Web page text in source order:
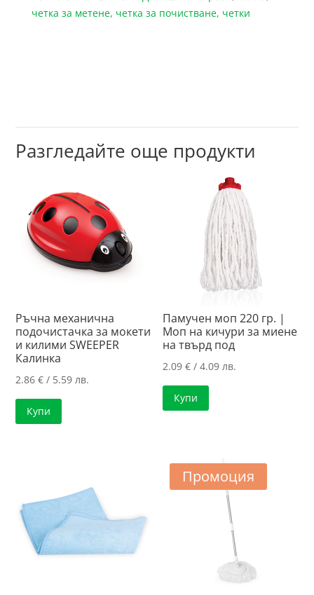
четка за метене, четка за почистване, четки
Разгледайте още продукти
Ръчна механична
подочистачка за мокети
и килими SWEEPER
Калинка
2.86€ / 5.59 лв.
Купи
Памучен моп 220 гр. |
Моп на кичури за миене
на твърд под
2.09€ / 4.09 лв.
Купи
Промоция